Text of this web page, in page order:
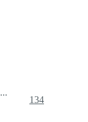
...
134